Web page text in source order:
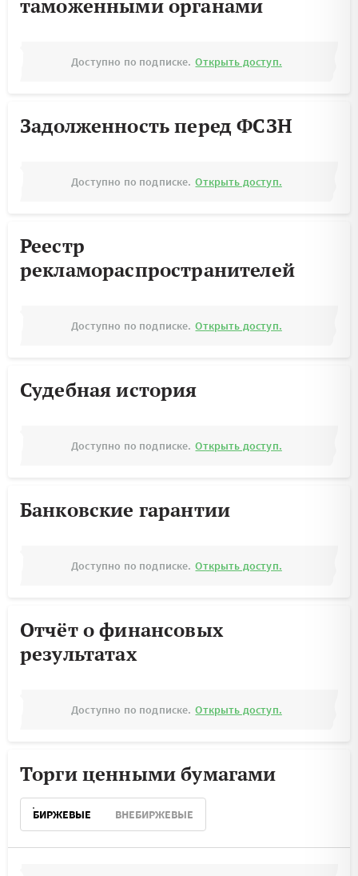
таможенными органами
Доступно по подписке. Открыть доступ.
Задолженность перед ФСЗН
Доступно по подписке. Открыть доступ.
Реестр
рекламораспространителей
Доступно по подписке. Открыть доступ.
Судебная история
Доступно по подписке. Открыть доступ.
Банковские гарантии
Доступно по подписке. Открыть доступ.
Отчёт о финансовых
результатах
Доступно по подписке. Открыть доступ.
Торги ценными бумагами
БИРЖЕВЫЕ ВНЕБИРЖЕВЫЕ